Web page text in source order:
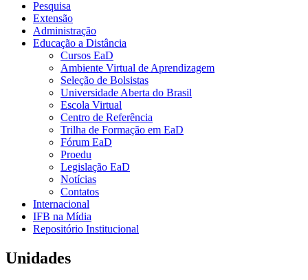
Pesquisa
Extensão
Administração
Educação a Distância
Cursos EaD
Ambiente Virtual de Aprendizagem
Seleção de Bolsistas
Universidade Aberta do Brasil
Escola Virtual
Centro de Referência
Trilha de Formação em EaD
Fórum EaD
Proedu
Legislação EaD
Notícias
Contatos
Internacional
IFB na Mídia
Repositório Institucional
Unidades